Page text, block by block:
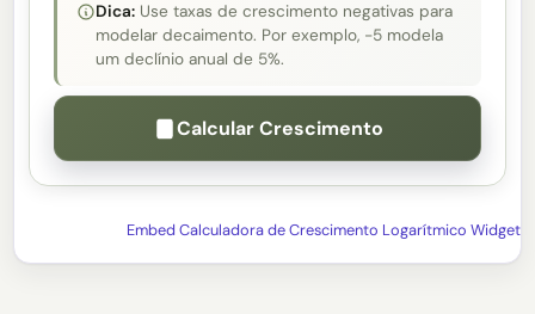
Dica: Use taxas de crescimento negativas para
modelar decaimento. Por exemplo, -5 modela
um declínio anual de 5%.
Calcular Crescimento
Embed Calculadora de Crescimento Logarítmico Widget